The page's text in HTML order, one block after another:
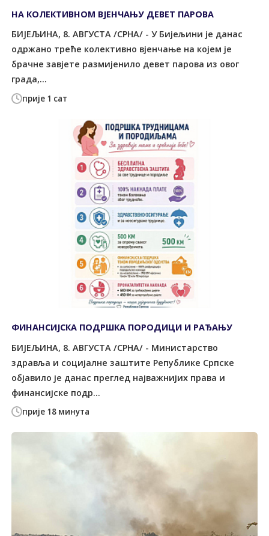
прије 1 сат
НА КОЛЕКТИВНОМ ВЈЕНЧАЊУ ДЕВЕТ ПАРОВА
БИЈЕЉИНА, 8. АВГУСТА /СРНА/ - У Бијељини је данас
одржано треће колективно вјенчање на којем је
брачне завјете размијенило девет парова из овог
града,...
прије 18 минута
ФИНАНСИЈСКА ПОДРШКА ПОРОДИЦИ И РАЂАЊУ
БИЈЕЉИНА, 8. АВГУСТА /СРНА/ - Министарство
здравља и социјалне заштите Републике Српске
објавило је данас преглед најважнијих права и
финансијске подр...